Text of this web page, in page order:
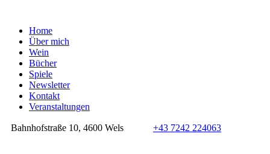
Home
Über mich
Wein
Bücher
Spiele
Newsletter
Kontakt
Veranstaltungen
Bahnhofstraße 10, 4600 Wels +43 7242 224063